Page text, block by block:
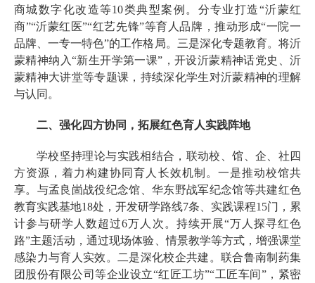
商城数字化改造等10类典型案例。分专业打造“沂蒙红
商”“沂蒙红医”“红艺先锋”等育人品牌，推动形成“一院一
品牌、一专一特色”的工作格局。三是深化专题教育。将沂
蒙精神纳入“新生开学第一课”，开设沂蒙精神话党史、沂
蒙精神大讲堂等专题课，持续深化学生对沂蒙精神的理解
与认同。
二、强化四方协同，拓展红色育人实践阵地
学校坚持理论与实践相结合，联动校、馆、企、社四
方资源，着力构建协同育人长效机制。一是推动校馆共
享。与孟良崮战役纪念馆、华东野战军纪念馆等共建红色
教育实践基地18处，开发研学路线7条、实践课程15门，累
计参与研学人数超过6万人次。持续开展“万人探寻红色
路”主题活动，通过现场体验、情景教学等方式，增强课堂
感染力与育人实效。二是深化校企共建。联合鲁南制药集
团股份有限公司等企业设立“红匠工坊”“工匠车间”，紧密